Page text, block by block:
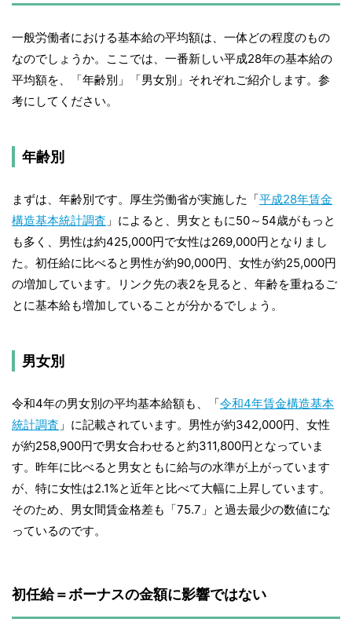
一般労働者における基本給の平均額は、一体どの程度のもの
なのでしょうか。ここでは、一番新しい平成28年の基本給の
平均額を、「年齢別」「男女別」それぞれご紹介します。参
考にしてください。
年齢別
まずは、年齢別です。厚生労働省が実施した「平成28年賃金
構造基本統計調査 」によると、男女ともに50～54歳がもっと
も多く、男性は約425,000円で女性は269,000円となりまし
た。初任給に比べると男性が約90,000円、女性が約25,000円
の増加しています。リンク先の表2を見ると、年齢を重ねるご
とに基本給も増加していることが分かるでしょう。
男女別
令和4年の男女別の平均基本給額も、「令和4年賃金構造基本
統計調査 」に記載されています。男性が約342,000円、女性
が約258,900円で男女合わせると約311,800円となっていま
す。昨年に比べると男女ともに給与の水準が上がっています
が、特に女性は2.1%と近年と比べて大幅に上昇しています。
そのため、男女間賃金格差も「75.7」と過去最少の数値にな
っているのです。
初任給＝ボーナスの金額に影響ではない